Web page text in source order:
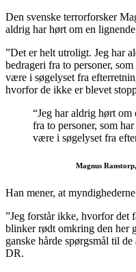
Den svenske terrorforsker
aldrig har hørt om en lignende
”Det er helt utroligt. Jeg har
bedrageri fra to personer,
være i søgelyset fra
hvorfor de ikke er blevet
“Jeg har aldrig hørt om
fra to personer, som
være i søgelyset fra
Magnus
Han mener, at
”Jeg forstår ikke, hvorfor det
blinker rødt omkring den her
ganske hårde spørgsmål til
DR.